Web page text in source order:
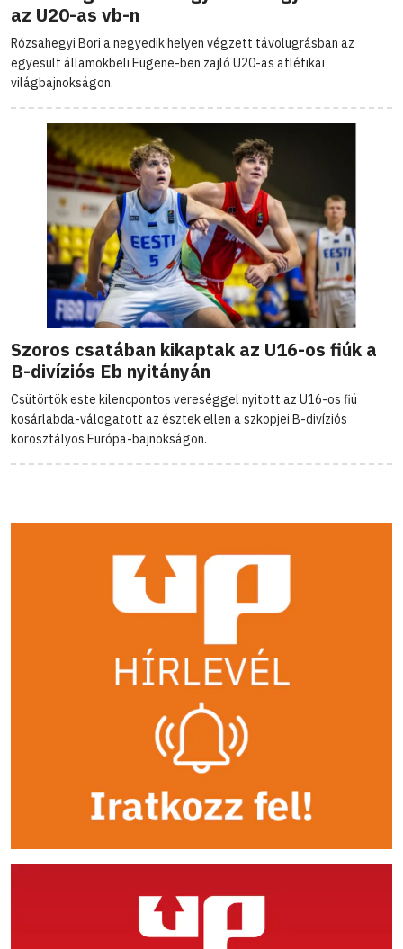
az U20-as vb-n
Rózsahegyi Bori a negyedik helyen végzett távolugrásban az
egyesült államokbeli Eugene-ben zajló U20-as atlétikai
világbajnokságon.
Szoros csatában kikaptak az U16-os fiúk a
B-divíziós Eb nyitányán
Csütörtök este kilencpontos vereséggel nyitott az U16-os fiú
kosárlabda-válogatott az észtek ellen a szkopjei B-divíziós
korosztályos Európa-bajnokságon.